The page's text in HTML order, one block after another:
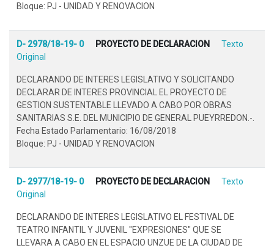
Bloque: PJ - UNIDAD Y RENOVACION
D- 2978/18-19- 0 PROYECTO DE DECLARACION
Texto
Original
DECLARANDO DE INTERES LEGISLATIVO Y SOLICITANDO
DECLARAR DE INTERES PROVINCIAL EL PROYECTO DE
GESTION SUSTENTABLE LLEVADO A CABO POR OBRAS
SANITARIAS S.E. DEL MUNICIPIO DE GENERAL PUEYRREDON.-.
Fecha Estado Parlamentario: 16/08/2018
Bloque: PJ - UNIDAD Y RENOVACION
D- 2977/18-19- 0 PROYECTO DE DECLARACION
Texto
Original
DECLARANDO DE INTERES LEGISLATIVO EL FESTIVAL DE
TEATRO INFANTIL Y JUVENIL "EXPRESIONES" QUE SE
LLEVARA A CABO EN EL ESPACIO UNZUE DE LA CIUDAD DE